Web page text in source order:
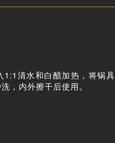
1:1清水和白醋加热，将锅
，内外擦干后使用。